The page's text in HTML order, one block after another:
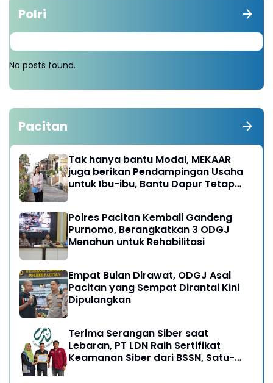
Polri
No posts found.
Pacitan
Tak hanya bantu Modal, MEKAAR
juga berikan Pendampingan Usaha
untuk Ibu-ibu, Bantu Dapur Tetap
Polres Pacitan Kembali Gandeng
Purnomo, Berangkatkan 3 ODGJ
Menahun untuk Rehabilitasi
Empat Bulan Dirawat, ODGJ Asal
Pacitan yang Sempat Dirantai Kini
Dipulangkan
Terima Serangan Siber saat
Lebaran, PT LDN Raih Sertifikat
Keamanan Siber dari BSSN, Satu-